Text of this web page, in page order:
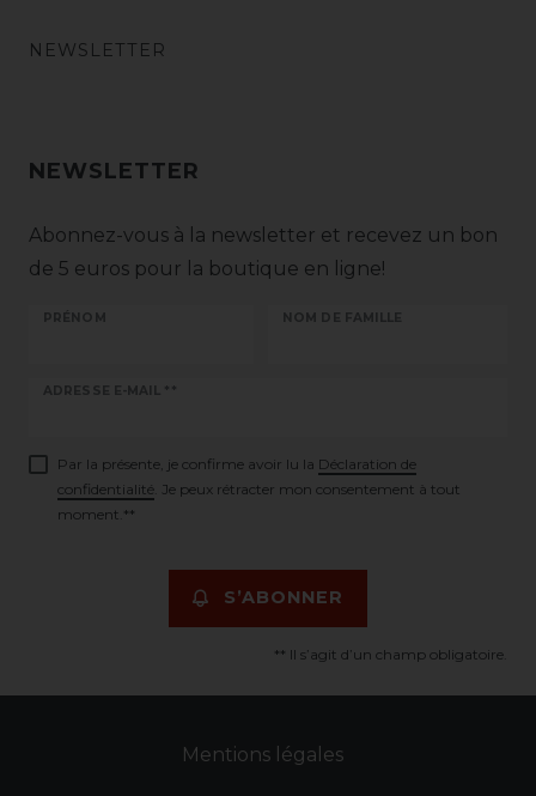
NEWSLETTER
NEWSLETTER
Abonnez-vous à la newsletter et recevez un bon
de 5 euros pour la boutique en ligne!
PRÉNOM NOM DE FAMILLE
ADRESSE E-MAIL **
Ceres::Template.newsletterHoneypotLabel
Par la présente, je confirme avoir lu la Déclaration de
confidentialité . Je peux rétracter mon consentement à tout
moment.**
S’ABONNER
** Il s’agit d’un champ obligatoire.
Mentions légales